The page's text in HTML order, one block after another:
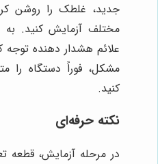
جدید، غلطک را روشن
مختلف آزمایش کنید. به
علائم هشدار دهنده
مشکل، فوراً دستگاه را
کنید.
نکته حرفه‌ای
در مرحله آزمایش،